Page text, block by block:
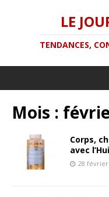
LE
TENDANCES,
Mois :
Corps,
avec
28 février